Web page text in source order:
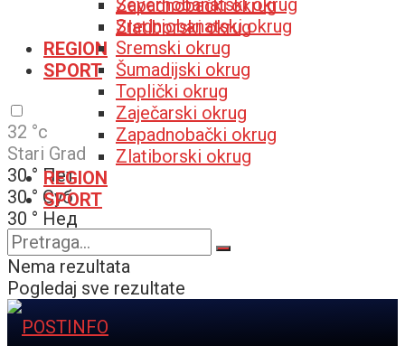
Zapadnobački okrug
Zlatiborski okrug
REGION
SPORT
32 °c
Stari Grad
30 ° Пет
30 ° Суб
30 ° Нед
32 ° Пон
Severnobanatski okrug
Srednjobanatski okrug
Sremski okrug
Šumadijski okrug
Toplički okrug
Zaječarski okrug
Zapadnobački okrug
Zlatiborski okrug
REGION
SPORT
Nema rezultata
Pogledaj sve rezultate